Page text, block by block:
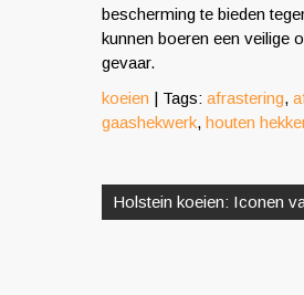
bescherming te bieden
kunnen boeren een veilige
gevaar.
koeien | Tags: afrastering,
gaashekwerk, houten
Holstein koeien: Iconen